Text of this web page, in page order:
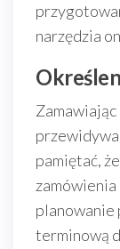
narzędzia
pamiętać,
planowanie
terminową